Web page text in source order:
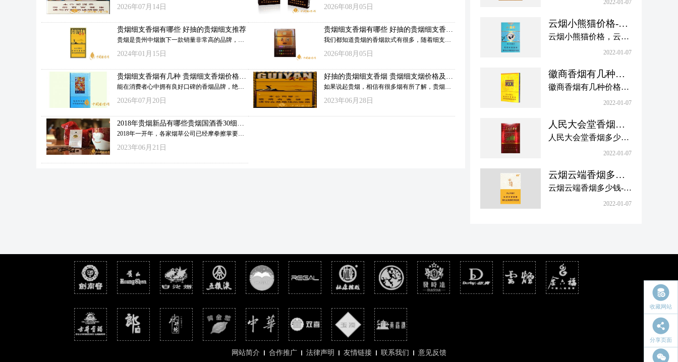
价格表吧。
配方以贵州几大烟叶主产区的优质特色原料为
消费人群推出了不同香烟款式，那么在款式众多
的贵烟香烟中，20元左右的细支贵烟有哪些呢，
我们一起来看看吧。
2026年07月14日
迎。作为高档卷烟的代理，贵烟也有很多品牌的
为大家介绍一下2020年贵烟价格表图大全。
2026年08月05日
贵烟细支香烟有哪些 好抽的贵烟细支推荐
贵烟是贵州中烟旗下一款销量非常高的品牌，是
贵州中烟的顶梁柱。随着细支烟的快速发展，贵
气不是很大，完全比不了南京、黄鹤楼。但贵烟
细支烟的口感非常不错，贵烟细支香烟有哪些？
下面香烟网小编将对好抽的贵烟细支推荐进行介
绍，感兴趣的朋友一起来看看吧！
2024年01月15日
贵烟细支香烟有哪些 好抽的贵烟细支香烟
推荐
我们都知道贵烟的香烟款式有很多，随着细支烟
的快速发展，贵烟也推出了许多细支烟的款式。
黄鹤楼。但贵烟细支烟的口感非常不错，接下来
香烟网小编就为大家介绍一下贵烟细支香烟，希
望对大家有所帮助。
2026年08月05日
贵烟细支香烟有几种 贵烟细支香烟价格一
览表
能在消费者心中拥有良好口碑的香烟品牌，绝对
不是一种简单的香烟。贵烟就是其中之一。贵烟
欢迎的是细支香烟，贵烟还推出了三款新型细支
香烟。看来贵烟还是看中了细支香烟市场。那么
贵烟细支香烟有几种?接下来我们一起来了解一
下，顺便看看贵烟细支香烟价格一览表.
2026年07月20日
好抽的贵烟细支香烟 贵烟细支烟价格及介
绍
如果说起贵烟，相信有很多烟有所了解，贵烟曾
有“一云二贵三中华”的美称。随着细支烟的崛
家推荐几款口感非常好的贵烟细支烟，感
2023年06月28日
2018年贵烟新品有哪些贵烟国酒香30细支
出山
2018年一开年，各家烟草公司已经摩拳擦掌要大
干一场了，其中云烟、2018年出了八款中支香
落后，出了细支产品。下面香烟网小编带你
2023年06月21日
表品牌，定位高档卷
烟。现在有很多品种，
价格也各不相同，其中
喜爱，下面小编带来了
非常好猫香烟价格一览
表大全，一起来了解下
2022-01-07
云烟小熊猫价格-云
烟小熊猫价格表图
云烟小熊猫价格，云烟
小熊猫烟是云烟品牌的
优雅、美观、清晰、醒
目，给人清新典雅的视
觉冲击，那么，云烟小
小编整理了云烟小熊猫
价格表图合集，欢迎大
2022-01-07
徽商香烟有几种价
格多少-徽商香烟价
格以及图片汇总
徽商香烟有几种价格多
少，黄山卷烟是安徽中
品牌，始建于1958年。
目前有黄山新概念、黄
山硬、黄山皖烟系列等
多少钱？下面小编为大
家带来徽商香烟价格以
及图片汇总，欢迎查
2022-01-07
人民大会堂香烟多
少钱一包-人民大会
堂香烟图片价格大
人民大会堂香烟多少钱
一包，“人民大会堂”是
年注册成功。1980年，
它为人民大会堂的纪念
品专门制作。人民大会
香烟图片价格如何？下
面小编整理了相关信
息，一起看看。
2022-01-07
云烟云端香烟多少
钱-云烟云端香烟价
云烟云端香烟多少钱-云
烟云端香烟价格表图合
南中烟和浙江中烟共同
定制的一款香烟款式，
下面小编将为大家带来
最新介绍，感兴趣的朋
2022-01-07
收藏网站
分享页面
网站简介 合作推广 法律声明 友情链接 联系我们 意见反馈